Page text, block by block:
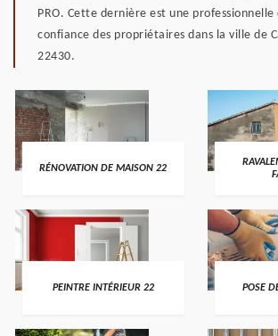
PRO. Cette dernière est une
confiance des propriétaires dans la ville de
22430.
RÉNOVATION DE MAISON 22
PEINTRE INTÉRIEUR 22 POSE